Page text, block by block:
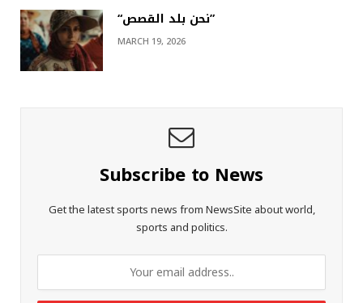
“نحن بلد القصص”
MARCH 19, 2026
Subscribe to News
Get the latest sports news from NewsSite about world,
sports and politics.